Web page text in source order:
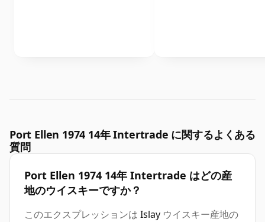
Port Ellen 1974 14年 Intertrade に関するよくある
質問
Port Ellen 1974 14年 Intertrade はどの産
地のウイスキーですか？
このエクスプレッションは Islay ウイスキー産地の